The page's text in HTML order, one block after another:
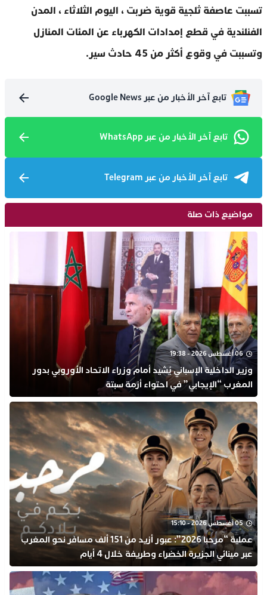
تسببت عاصفة ثلجية قوية ضربت ، اليوم الثلاثاء ، المدن
الفنلندية في قطع إمدادات الكهرباء عن المئات المنازل
وتسببت في وقوع أكثر من 45 حادث سير.
تابع آخر الأخبار من عبر Google News
تابع آخر الأخبار من عبر WhatsApp
تابع آخر الأخبار من عبر Telegram
مواضيع ذات صلة
06 أغسطس 2026 - 19:38
وزير الداخلية الإسباني يُشيد أمام وزراء الاتحاد الأوروبي بدور
المغرب “الإيجابي” في احتواء أزمة سبتة
05 أغسطس 2026 - 15:10
عملية “مرحبا 2026”: عبور أزيد من 151 ألف مسافر نحو المغرب
عبر مينائي الجزيرة الخضراء وطريفة خلال 4 أيام